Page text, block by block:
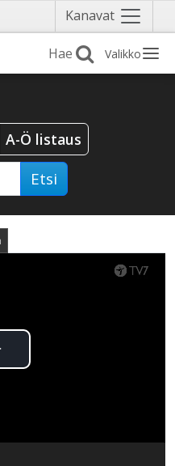
Kanavat Näytä
valikko
Valikko
A-Ö listaus
Etsi